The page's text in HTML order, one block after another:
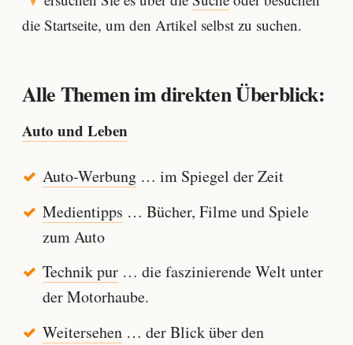
die Startseite, um den Artikel selbst zu suchen.
Alle Themen im direkten Überblick:
Auto und Leben
Auto-Werbung… im Spiegel der Zeit
Medientipps … Bücher, Filme und Spiele
zum Auto
Technik pur… die faszinierende Welt unter
der Motorhaube.
Weitersehen… der Blick über den